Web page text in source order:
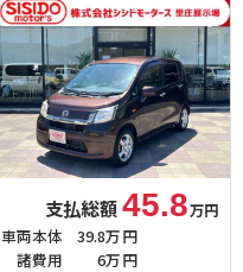
支払総額45.8万円
車両本体
39.8万円
諸費用
6万円